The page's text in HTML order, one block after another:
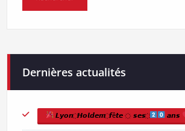
Dernières actualités
𝙇𝙮𝙤𝙣 ҉ 𝙃𝙤𝙡𝙙𝙚𝙢 ҉ 𝙛ê𝙩𝙚 ҉ 𝙨𝙚𝙨 ҉ 𝙖𝙣𝙨